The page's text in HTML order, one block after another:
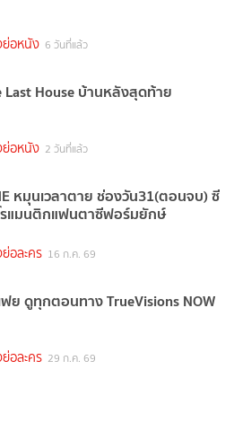
ย่อหนัง 6 วันที่แล้ว
Last House บ้านหลังสุดท้าย
ย่อหนัง 2 วันที่แล้ว
หมุนเวลาตาย ช่องวัน31(ตอนจบ) ซี
รแมนติกแฟนตาซีฟอร์มยักษ์
ย่อละคร 16 ก.ค. 69
ย ดูทุกตอนทาง TrueVisions NOW
ย่อละคร 29 ก.ค. 69